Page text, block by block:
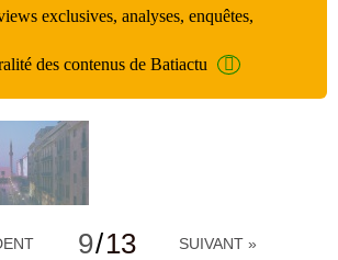
exclusives, analyses, enquêtes,
des contenus de Batiactu
9/13 SUIVANT »